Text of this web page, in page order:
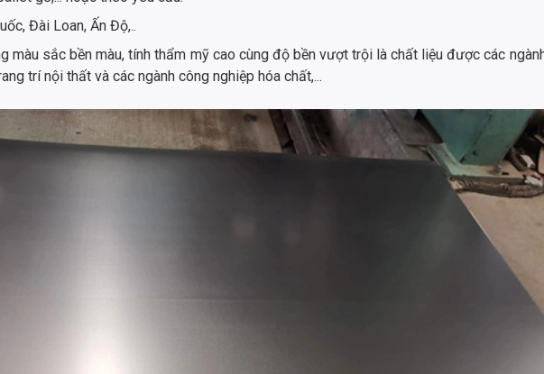
Đài Loan, Ấn Độ,..
màu sắc bền màu, tính thẩm mỹ cao cùng độ bền vượt trội là chất liệu được các
trí nội thất và các ngành công nghiệp hóa chất,...